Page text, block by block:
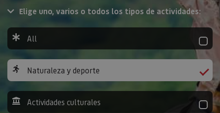
Elige uno, varios o todos los tipos de actividades:
All
Naturaleza y deporte
Actividades culturales